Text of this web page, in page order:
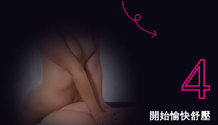

4
開始愉快舒壓